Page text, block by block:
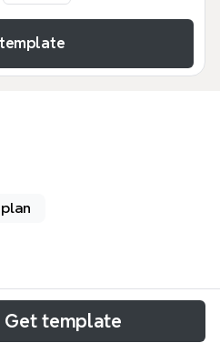
功哲学を網羅したマインド
5つの主要ブランチ（人間
Get template